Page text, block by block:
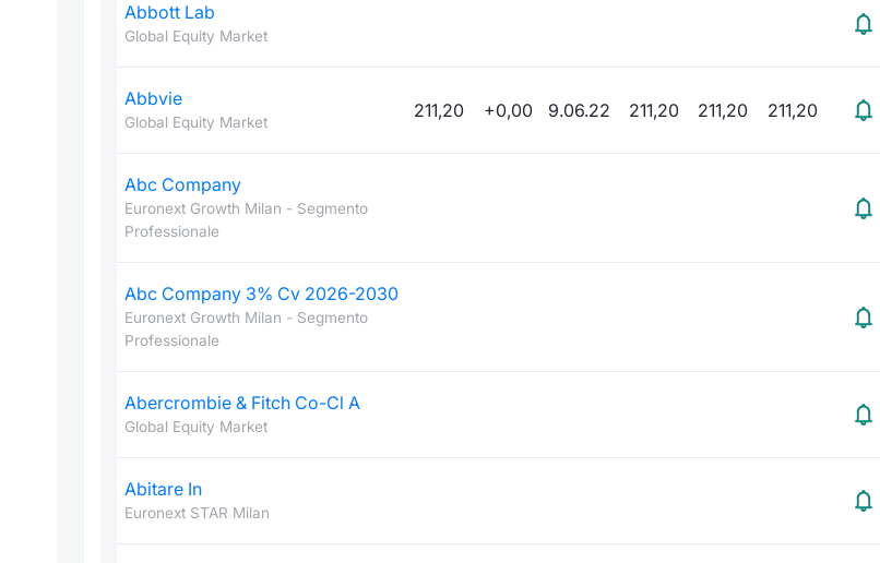
Abbott Lab
Global Equity Market
Abbvie
Global Equity Market
211,20 +0,00 9.06.22 211,20 211,20 211,20
Abc Company
Euronext Growth Milan - Segmento
Professionale
Abc Company 3% Cv 2026-2030
Euronext Growth Milan - Segmento
Professionale
Abercrombie & Fitch Co-Cl A
Global Equity Market
Abitare In
Euronext STAR Milan